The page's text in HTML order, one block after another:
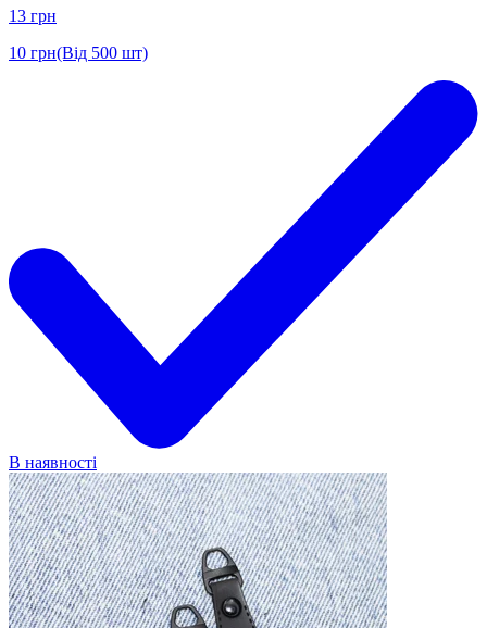
13 грн
10 грн(Від 500 шт)
В наявності